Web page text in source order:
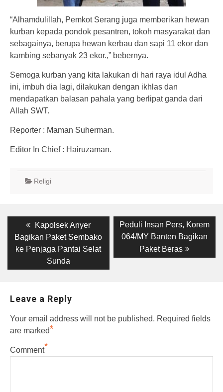
“Alhamdulillah, Pemkot Serang juga memberikan hewan
kurban kepada pondok pesantren, tokoh masyarakat dan
sebagainya, berupa hewan kerbau dan sapi 11 ekor dan
kambing sebanyak 23 ekor.,” bebernya.
Semoga kurban yang kita lakukan di hari raya idul Adha
ini, imbuh dia lagi, dilakukan dengan ikhlas dan
mendapatkan balasan pahala yang berlipat ganda dari
Allah SWT.
Reporter : Maman Suherman.
Editor In Chief : Hairuzaman.
Religi
Post
navigation
Previous
post:
Kapolsek Anyer
Bagikan Paket Sembako
ke Penjaga Pantai Selat
Sunda
Next
post:
Peduli Insan Pers, Korem
064/MY Banten Bagikan
Paket Beras
Leave a Reply
Your email address will not be published. Required fields
are marked*
Comment*